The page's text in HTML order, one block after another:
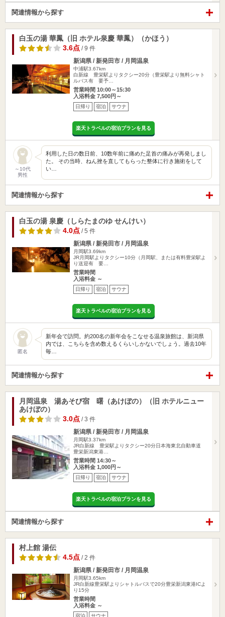
関連情報から探す
白玉の湯 華鳳（旧 ホテル泉慶 華鳳）（かほう）
3.6点 / 9 件
新潟県 / 新発田市 / 月岡温泉
中浦駅3.67km
白新線 豊栄駅よりタクシー20分（豊栄駅より無料シャト
ルバス有 要予…
営業時間 10:00～15:30
入浴料金 7,500円～
日帰り 宿泊 サウナ
楽天トラベルの宿泊プランを見る
～10代
男性
利用した日の数日前、10数年前に痛めた足首の痛みが再発しまし
た。 その当時、ねん挫を直してもらった整体に行き施術をして
い…
関連情報から探す
白玉の湯 泉慶（しらたまのゆ せんけい）
4.0点 / 5 件
新潟県 / 新発田市 / 月岡温泉
月岡駅3.69km
JR月岡駅よりタクシー10分（月岡駅、または有料豊栄駅よ
り送迎有 要…
営業時間
入浴料金 ～
日帰り 宿泊 サウナ
楽天トラベルの宿泊プランを見る
匿名
新年会で訪問。約200名の新年会をこなせる温泉旅館は、新潟県
内では、こちらを含め数えるくらいしかないでしょう。過去10年
毎…
関連情報から探す
月岡温泉 湯あそび宿 曙（あけぼの）（旧 ホテルニュー
あけぼの）
3.0点 / 3 件
新潟県 / 新発田市 / 月岡温泉
月岡駅3.37km
JR白新線 豊栄駅よりタクシー20分日本海東北自動車道
豊栄新潟東港…
営業時間 14:30～
入浴料金 1,000円～
日帰り 宿泊 サウナ
楽天トラベルの宿泊プランを見る
関連情報から探す
村上館 湯伝
4.5点 / 2 件
新潟県 / 新発田市 / 月岡温泉
月岡駅3.65km
JR白新線豊栄駅よりシャトルバスで20分豊栄新潟東港ICよ
り15分
営業時間
入浴料金 ～
宿泊 サウナ